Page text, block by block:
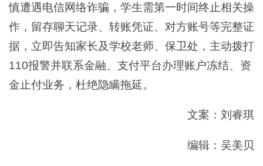
慎遭遇电信网络诈骗，学生需第一时间终止相关操
作，留存聊天记录、转账凭证、对方账号等完整证
据，立即告知家长及学校老师、保卫处，主动拨打
110报警并联系金融、支付平台办理账户冻结、资
金止付业务，杜绝隐瞒拖延。
文案：刘睿琪
编辑：吴美贝